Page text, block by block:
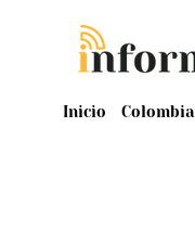
Inicio Colombia